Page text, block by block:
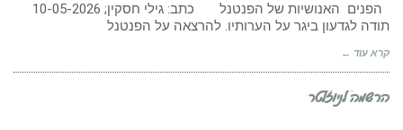
הפנים האנושיות של הפנטנל כתב: גילי חסקין; 10-05-2026
תודה לגדעון ביגר על הערותיו. להרצאה על הפנטנל
קרא עוד ←
הרשמה לניוזלטר